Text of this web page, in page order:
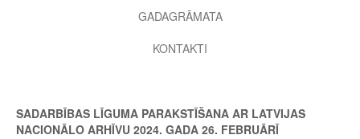
GADAGRĀMATA
KONTAKTI
SADARBĪBAS LĪGUMA PARAKSTĪŠANA AR LATVIJAS
NACIONĀLO ARHĪVU 2024. GADA 26. FEBRUĀRĪ